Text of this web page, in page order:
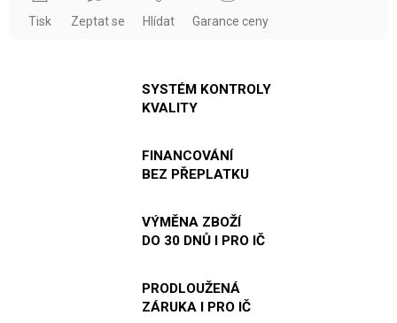
Tisk Zeptat se Hlídat Garance ceny
SYSTÉM KONTROLY
KVALITY
FINANCOVÁNÍ
BEZ PŘEPLATKU
VÝMĚNA ZBOŽÍ
DO 30 DNŮ I PRO IČ
PRODLOUŽENÁ
ZÁRUKA I PRO IČ